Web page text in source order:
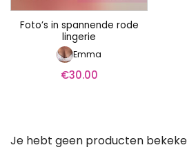
Foto’s in spannende rode
lingerie
Emma
€30.00
Je hebt geen producten